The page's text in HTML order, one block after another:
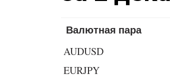
Валютная пара
AUDUSD
EURJPY